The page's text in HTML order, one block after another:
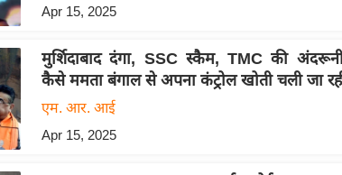
Apr 15, 2025
मुर्शिदाबाद दंगा, SSC स्कैम, TMC की
कैसे ममता बंगाल से अपना कंट्रोल खोती चली जा
एम. आर. आई
Apr 15, 2025